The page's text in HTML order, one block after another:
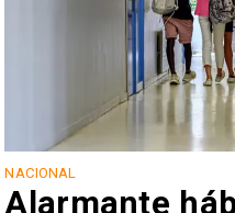
NACIONAL
Alarmante